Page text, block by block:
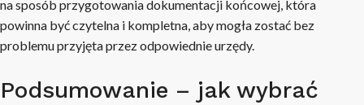
na sposób przygotowania dokumentacji końcowej, która
powinna być czytelna i kompletna, aby mogła zostać bez
problemu przyjęta przez odpowiednie urzędy.
Podsumowanie – jak wybrać